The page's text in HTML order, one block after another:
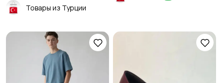
Товары из Турции